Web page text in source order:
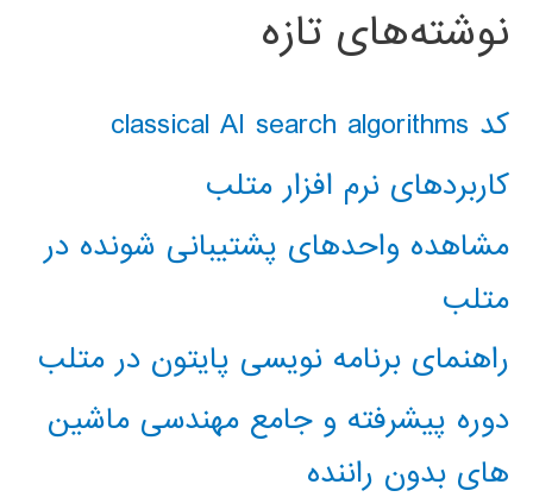
نوشته‌های تازه
کد classical AI search algorithms
کاربردهای نرم افزار متلب
مشاهده واحدهای پشتیبانی شونده در
متلب
راهنمای برنامه نویسی پایتون در متلب
دوره پیشرفته و جامع مهندسی ماشین
های بدون راننده